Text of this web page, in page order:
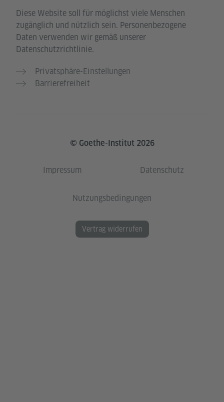
Diese Website soll für möglichst viele Menschen
zugänglich und nützlich sein. Personenbezogene
Daten verwenden wir gemäß unserer
Datenschutzrichtlinie.
Privatsphäre-Einstellungen
Barrierefreiheit
© Goethe-Institut 2026
Impressum Datenschutz
Nutzungsbedingungen
Vertrag widerrufen